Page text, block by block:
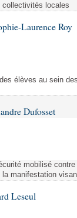
collectivités locales
Laurence Roy
élèves au sein
Dufosset
mobilisé
manifestation
Leseul